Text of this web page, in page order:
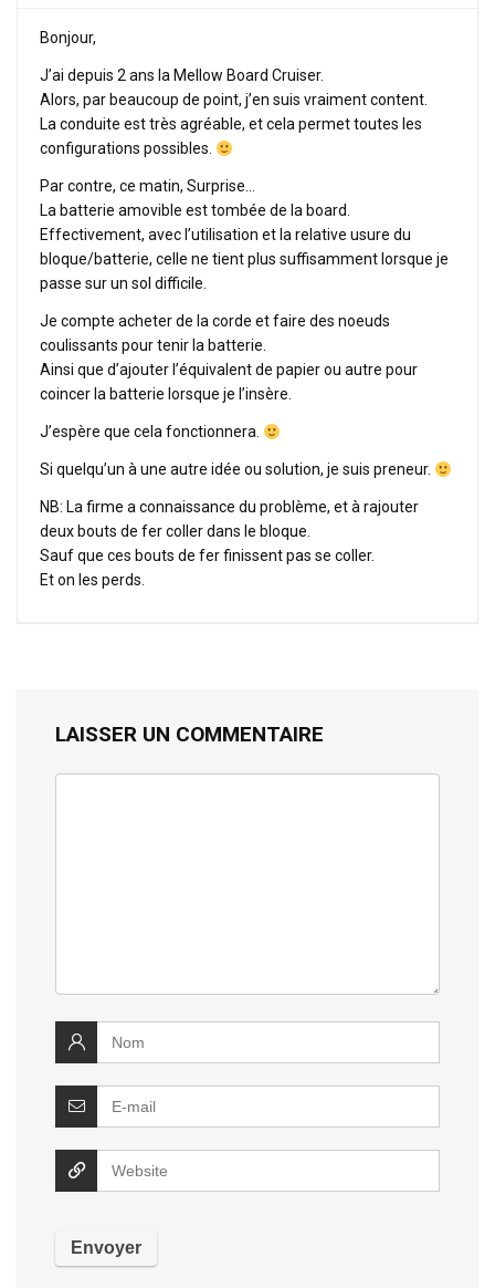
Bonjour,
J’ai depuis 2 ans la Mellow Board Cruiser.
Alors, par beaucoup de point, j’en suis vraiment content.
La conduite est très agréable, et cela permet toutes les
configurations possibles.
Par contre, ce matin, Surprise…
La batterie amovible est tombée de la board.
Effectivement, avec l’utilisation et la relative usure du
bloque/batterie, celle ne tient plus suffisamment lorsque je
passe sur un sol difficile.
Je compte acheter de la corde et faire des noeuds
coulissants pour tenir la batterie.
Ainsi que d’ajouter l’équivalent de papier ou autre pour
coincer la batterie lorsque je l’insère.
J’espère que cela fonctionnera.
Si quelqu’un à une autre idée ou solution, je suis preneur.
NB: La firme a connaissance du problème, et à rajouter
deux bouts de fer coller dans le bloque.
Sauf que ces bouts de fer finissent pas se coller.
Et on les perds.
LAISSER UN COMMENTAIRE